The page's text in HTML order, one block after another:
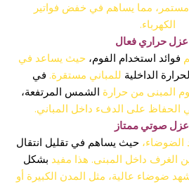
مما يساهم في خفض فواتير
الكهرباء.
فوائد استخدام الفوم، حيث يساعد في
الداخلية للمباني مستقرة. في
المبنى من حرارة الشمس المرتفعة،
الحفاظ على الدفء داخل المباني.
الضوضاء، حيث يساهم في تقليل انتقال
الغرف داخل المبنى. هذا مفيد بشكل
ضوضاء عالية، مثل المدن الكبيرة أو